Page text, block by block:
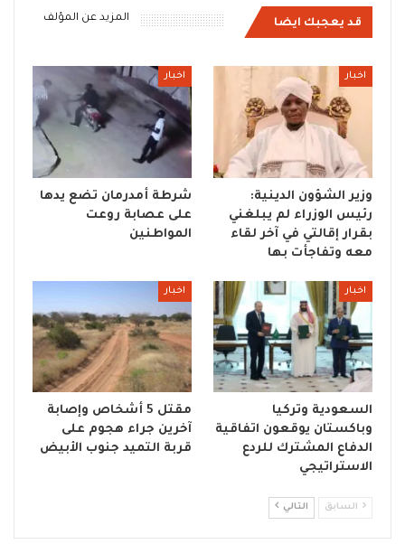
قد يعجبك ايضا المزيد عن المؤلف
اخبار
وزير الشؤون الدينية:
رئيس الوزراء لم يبلغني
بقرار إقالتي في آخر لقاء
معه وتفاجأت بها
اخبار
شرطة أمدرمان تضع يدها
على عصابة روعت
المواطنين
اخبار
السعودية وتركيا
وباكستان يوقعون اتفاقية
الدفاع المشترك للردع
الاستراتيجي
اخبار
مقتل 5 أشخاص وإصابة
آخرين جراء هجوم على
قربة التميد جنوب الأبيض
السابق التالي